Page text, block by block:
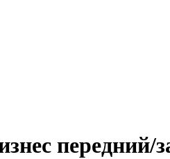
передний/